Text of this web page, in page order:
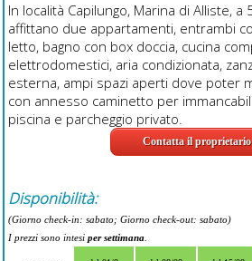
In località Capilungo, Marina di Alliste,
affittano due appartamenti, entrambi
letto, bagno con box doccia, cucina
elettrodomestici, aria condizionata,
esterna, ampi spazi aperti dove poter
con annesso caminetto per
piscina e parcheggio privato.
Contatta il proprietario
Disponibilità:
(Giorno check-in: sabato; Giorno check-out: sabato)
I prezzi sono intesi per settimana.